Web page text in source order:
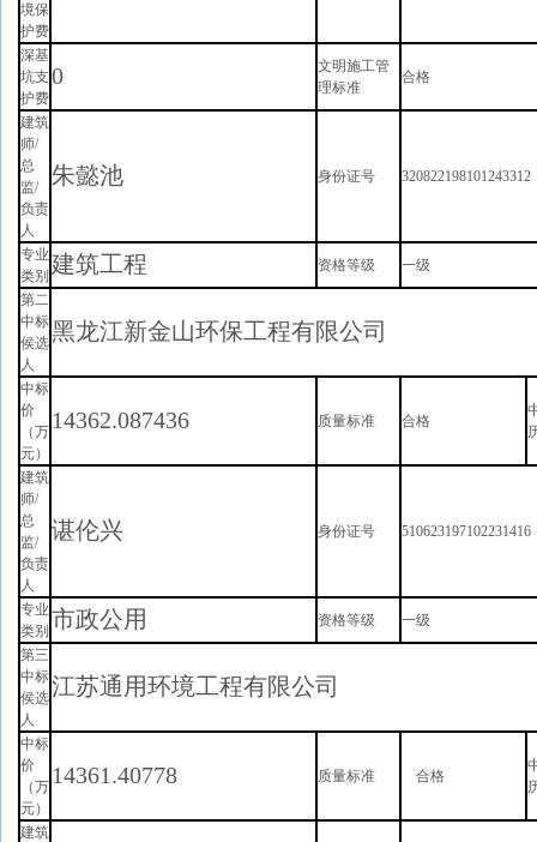
境保
护费
深基
坑支
护费
0
文明施工管
理标准
合格
建筑
师/
总
监/
负责
人
朱懿池 身份证号
专业
类别 建筑工程 资格等级 一级
第二
中标
侯选
人
黑龙江新金山环保工程有限公司
中标
价
（万
元）
14362.087436 质量标准 合格
建筑
师/
总
监/
负责
人
谌伦兴 身份证号
专业
类别 市政公用 资格等级 一级
第三
中标
侯选
人
江苏通用环境工程有限公司
中标
价
（万
元）
14361.40778 质量标准 合格
建筑